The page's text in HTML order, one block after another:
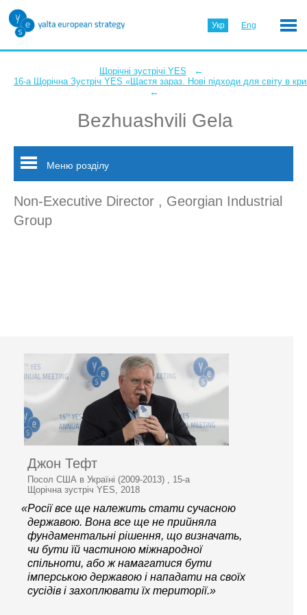
Укр Eng
Щорічні зустрічі YES ←
16-а Щорічна Зустріч YES «Щастя зараз. Нові підходи для світу в
←
Bezhuashvili Gela
Меню розділу
Non-Executive Director , Georgian Industrial
Group
Джон Тефт
Посол США в Україні (2009-2013) , 15-а
Щорічна зустріч YES, 2018
«Росії все ще належить стати сучасною
державою. Вона все ще не прийняла
фундаментальні рішення, що визначать,
чи бути їй частиною міжнародної
спільноти, або ж намагатися бути
імперською державою і нападати на своїх
сусідів і захоплювати їх території.»